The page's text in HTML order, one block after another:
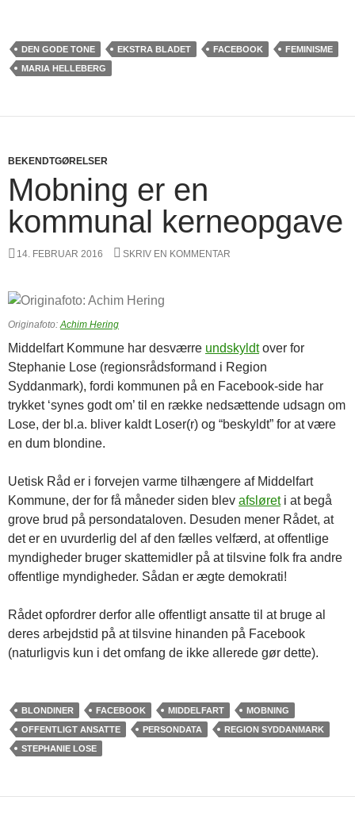
DEN GODE TONE EKSTRA BLADET FACEBOOK
FEMINISME
MARIA HELLEBERG
BEKENDTGØRELSER
Mobning er en
kommunal kerneopgave
14. FEBRUAR 2016 SKRIV EN KOMMENTAR
Originafoto: Achim Hering
Middelfart Kommune har desværre undskyldtover for
Stephanie Lose (regionsrådsformand i Region
Syddanmark), fordi kommunen på en Facebook-side har
trykket ‘synes godt om’ til en række nedsættende udsagn om
Lose, der bl.a. bliver kaldt Loser(r) og “beskyldt” for at være
en dum blondine.
Uetisk Råd er i forvejen varme tilhængere af Middelfart
Kommune, der for få måneder siden blev afsløreti at begå
grove brud på persondataloven. Desuden mener Rådet, at
det er en uvurderlig del af den fælles velfærd, at offentlige
myndigheder bruger skattemidler på at tilsvine folk fra andre
offentlige myndigheder. Sådan er ægte demokrati!
Rådet opfordrer derfor alle offentligt ansatte til at bruge al
deres arbejdstid på at tilsvine hinanden på Facebook
(naturligvis kun i det omfang de ikke allerede gør dette).
BLONDINER FACEBOOK MIDDELFART
MOBNING
OFFENTLIGT ANSATTE
PERSONDATA
REGION SYDDANMARK
STEPHANIE LOSE